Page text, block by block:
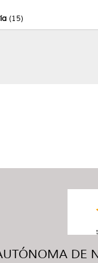
(15)
DE